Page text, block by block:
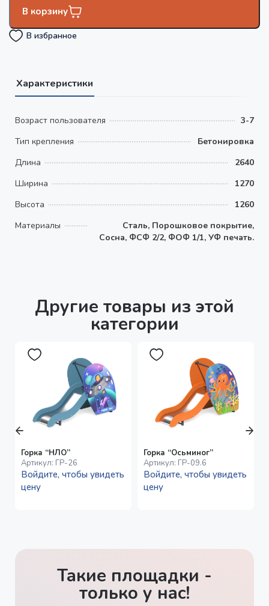
В корзину
В избранное
Характеристики
Возраст пользователя
3-7
Тип крепления
Бетонировка
Длина
2640
Ширина
1270
Высота
1260
Материалы
Сталь, Порошковое покрытие,
Сосна, ФСФ 2/2, ФОФ 1/1, УФ печать.
Другие товары из этой
категории
Горка “НЛО”
Артикул: ГР-26
Войдите, чтобы увидеть
цену
Горка “Осьминог”
Артикул: ГР-09.6
Войдите, чтобы увидеть
цену
Такие площадки -
только у нас!